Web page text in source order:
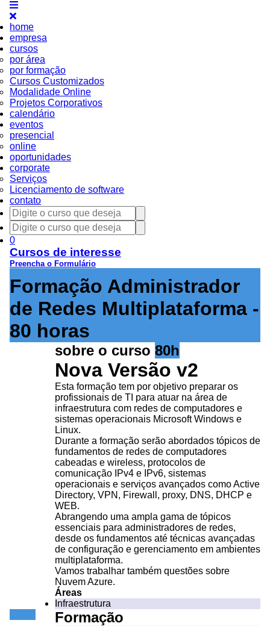
home
empresa
cursos
por área
por formação
Cursos Customizados
Modalidade Online
Projetos Corporativos
calendário
eventos
presencial
online
oportunidades
corporate
Serviços
Licenciamento de software
contato
0
Cursos de interesse
Preencha o Formulário
Formação Administrador
de Redes Multiplataforma -
80 horas
sobre o curso 80h
Nova Versão v2
Esta formação tem por objetivo preparar os
profissionais de TI para atuar na área de
infraestrutura com redes de computadores e
sistemas operacionais Microsoft Windows e
Linux.
Durante a formação serão abordados tópicos de
fundamentos de redes de computadores
cabeadas e wireless, protocolos de
comunicação IPv4 e IPv6, sistemas
operacionais e serviços avançados como Active
Directory, VPN, Firewall, proxy, DNS, DHCP e
WEB.
Abrangendo uma ampla gama de tópicos
essenciais para administradores de redes,
desde os fundamentos até técnicas avançadas
de configuração e gerenciamento em ambientes
multiplataforma.
Vamos trabalhar também questões sobre
Nuvem Azure.
Áreas
Infraestrutura
Formação